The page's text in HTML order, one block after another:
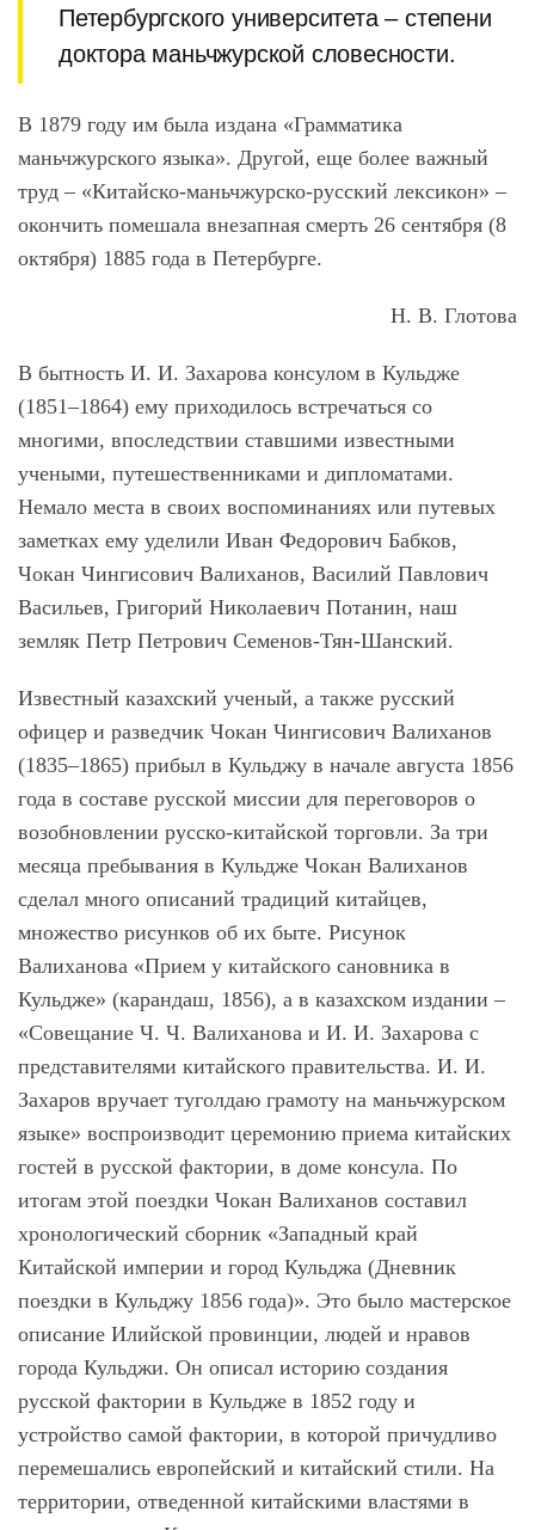
Петербургского университета – степени
доктора маньчжурской словесности.
В 1879 году им была издана «Грамматика
маньчжурского языка». Другой, еще более важный
труд – «Китайско-маньчжурско-русский лексикон» –
окончить помешала внезапная смерть 26 сентября (8
октября) 1885 года в Петербурге.
Н. В. Глотова
В бытность И. И. Захарова консулом в Кульдже
(1851–1864) ему приходилось встречаться со
многими, впоследствии ставшими известными
учеными, путешественниками и дипломатами.
Немало места в своих воспоминаниях или путевых
заметках ему уделили Иван Федорович Бабков,
Чокан Чингисович Валиханов, Василий Павлович
Васильев, Григорий Николаевич Потанин, наш
земляк Петр Петрович Семенов-Тян-Шанский.
Известный казахский ученый, а также русский
офицер и разведчик Чокан Чингисович Валиханов
(1835–1865) прибыл в Кульджу в начале августа 1856
года в составе русской миссии для переговоров о
возобновлении русско-китайской торговли. За три
месяца пребывания в Кульдже Чокан Валиханов
сделал много описаний традиций китайцев,
множество рисунков об их быте. Рисунок
Валиханова «Прием у китайского сановника в
Кульдже» (карандаш, 1856), а в казахском издании –
«Совещание Ч. Ч. Валиханова и И. И. Захарова с
представителями китайского правительства. И. И.
Захаров вручает туголдаю грамоту на маньчжурском
языке» воспроизводит церемонию приема китайских
гостей в русской фактории, в доме консула. По
итогам этой поездки Чокан Валиханов составил
хронологический сборник «Западный край
Китайской империи и город Кульджа (Дневник
поездки в Кульджу 1856 года)». Это было мастерское
описание Илийской провинции, людей и нравов
города Кульджи. Он описал историю создания
русской фактории в Кульдже в 1852 году и
устройство самой фактории, в которой причудливо
перемешались европейский и китайский стили. На
территории, отведенной китайскими властями в